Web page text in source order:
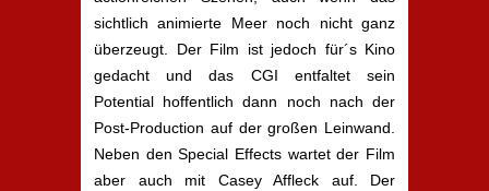
sichtlich animierte Meer noch nicht ganz
überzeugt. Der Film ist jedoch für´s Kino
gedacht und das CGI entfaltet sein
Potential hoffentlich dann noch nach der
Post-Production auf der großen Leinwand.
Neben den Special Effects wartet der Film
aber auch mit Casey Affleck auf. Der